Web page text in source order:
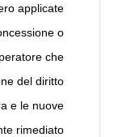
applicate
o
che
del diritto
e le nuove
rimediato